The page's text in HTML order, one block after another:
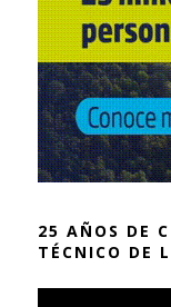
25 AÑOS DE
TÉCNICO DE